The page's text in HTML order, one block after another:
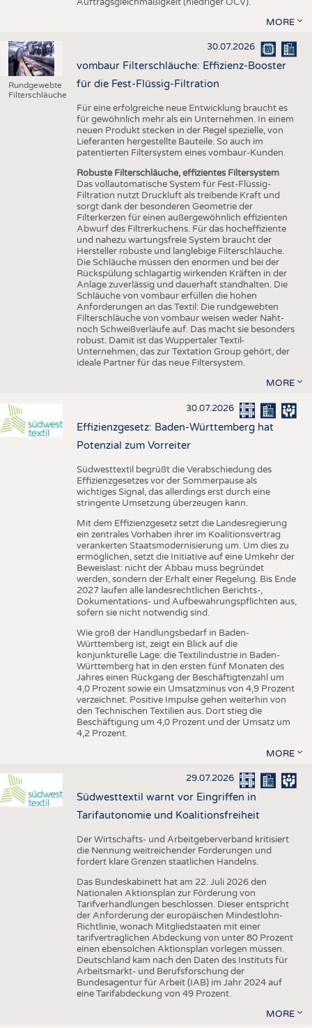
MORE
Rundgewebte
Filterschläuche
30.07.2026
vombaur Filterschläuche: Effizienz-Booster
für die Fest-Flüssig-Filtration
Für eine erfolgreiche neue Entwicklung braucht es
für gewöhnlich mehr als ein Unternehmen. In einem
neuen Produkt stecken in der Regel spezielle, von
Lieferanten hergestellte Bauteile. So auch im
patentierten Filtersystem eines vombaur-Kunden.
Robuste Filterschläuche, effizientes Filtersystem
Das vollautomatische System für Fest-Flüssig-
Filtration nutzt Druckluft als treibende Kraft und
sorgt dank der besonderen Geometrie der
Filterkerzen für einen außergewöhnlich effizienten
Abwurf des Filtrerkuchens. Für das hocheffiziente
und nahezu wartungsfreie System braucht der
Hersteller robuste und langlebige Filterschläuche.
Die Schläuche müssen den enormen und bei der
Rückspülung schlagartig wirkenden Kräften in der
Anlage zuverlässig und dauerhaft standhalten. Die
Schläuche von vombaur erfüllen die hohen
Anforderungen an das Textil: Die rundgewebten
Filterschläuche von vombaur weisen weder Naht-
noch Schweißverläufe auf. Das macht sie besonders
robust. Damit ist das Wuppertaler Textil-
Unternehmen, das zur Textation Group gehört, der
ideale Partner für das neue Filtersystem.
MORE
30.07.2026
Effizienzgesetz: Baden-Württemberg hat
Potenzial zum Vorreiter
Südwesttextil begrüßt die Verabschiedung des
Effizienzgesetzes vor der Sommerpause als
wichtiges Signal, das allerdings erst durch eine
stringente Umsetzung überzeugen kann.
Mit dem Effizienzgesetz setzt die Landesregierung
ein zentrales Vorhaben ihrer im Koalitionsvertrag
verankerten Staatsmodernisierung um. Um dies zu
ermöglichen, setzt die Initiative auf eine Umkehr der
Beweislast: nicht der Abbau muss begründet
werden, sondern der Erhalt einer Regelung. Bis Ende
2027 laufen alle landesrechtlichen Berichts-,
Dokumentations- und Aufbewahrungspflichten aus,
sofern sie nicht notwendig sind.
Wie groß der Handlungsbedarf in Baden-
Württemberg ist, zeigt ein Blick auf die
konjunkturelle Lage: die Textilindustrie in Baden-
Württemberg hat in den ersten fünf Monaten des
Jahres einen Rückgang der Beschäftigtenzahl um
4,0 Prozent sowie ein Umsatzminus von 4,9 Prozent
verzeichnet. Positive Impulse gehen weiterhin von
den Technischen Textilien aus. Dort stieg die
Beschäftigung um 4,0 Prozent und der Umsatz um
4,2 Prozent.
MORE
29.07.2026
Südwesttextil warnt vor Eingriffen in
Tarifautonomie und Koalitionsfreiheit
Der Wirtschafts- und Arbeitgeberverband kritisiert
die Nennung weitreichender Forderungen und
fordert klare Grenzen staatlichen Handelns.
Das Bundeskabinett hat am 22. Juli 2026 den
Nationalen Aktionsplan zur Förderung von
Tarifverhandlungen beschlossen. Dieser entspricht
der Anforderung der europäischen Mindestlohn-
Richtlinie, wonach Mitgliedstaaten mit einer
tarifvertraglichen Abdeckung von unter 80 Prozent
einen ebensolchen Aktionsplan vorlegen müssen.
Deutschland kam nach den Daten des Instituts für
Arbeitsmarkt- und Berufsforschung der
Bundesagentur für Arbeit (IAB) im Jahr 2024 auf
eine Tarifabdeckung von 49 Prozent.
MORE